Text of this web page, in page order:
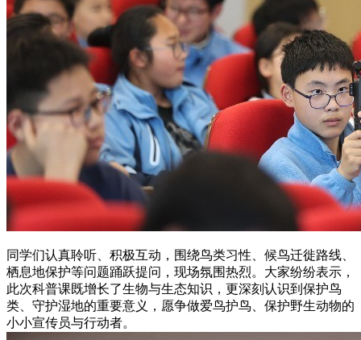
同学们认真聆听、积极互动，围绕鸟类习性、候鸟迁徙路线、
栖息地保护等问题踊跃提问，现场氛围热烈。大家纷纷表示，
此次科普课既增长了生物与生态知识，更深刻认识到保护鸟
类、守护湿地的重要意义，愿争做爱鸟护鸟、保护野生动物的
小小宣传员与行动者。